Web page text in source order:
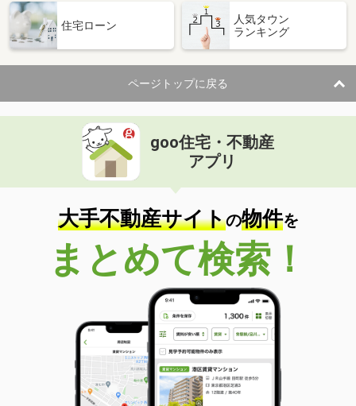
住宅ローン
人気タウン
ランキング
ページトップに戻る
goo住宅・不動産
アプリ
大手不動産サイトの物件を
まとめて検索！